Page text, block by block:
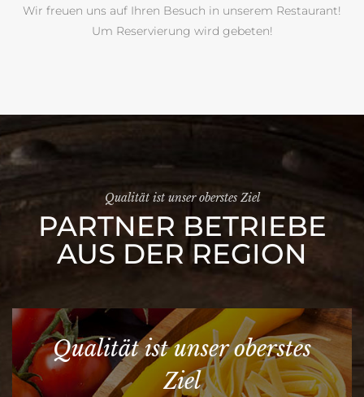
Wir freuen uns auf Ihren Besuch in unserem Restaurant!
Um Reservierung wird gebeten!
PARTNER BETRIEBE
AUS DER REGION
Qualität ist unser oberstes Ziel
Qualität ist unser oberstes
Ziel